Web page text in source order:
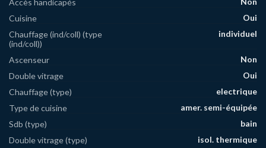
Accès handicapés
Cuisine
Oui
Chauffage (ind/coll) (type
(ind/coll))
individuel
Ascenseur
Non
Double vitrage
Oui
Chauffage (type)
electrique
Type de cuisine
amer. semi-équipée
Sdb (type)
bain
Double vitrage (type)
isol. thermique